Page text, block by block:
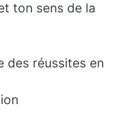
ton sens de la
des réussites en